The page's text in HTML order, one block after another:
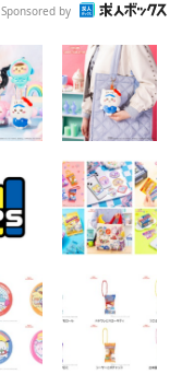
Sponsored by